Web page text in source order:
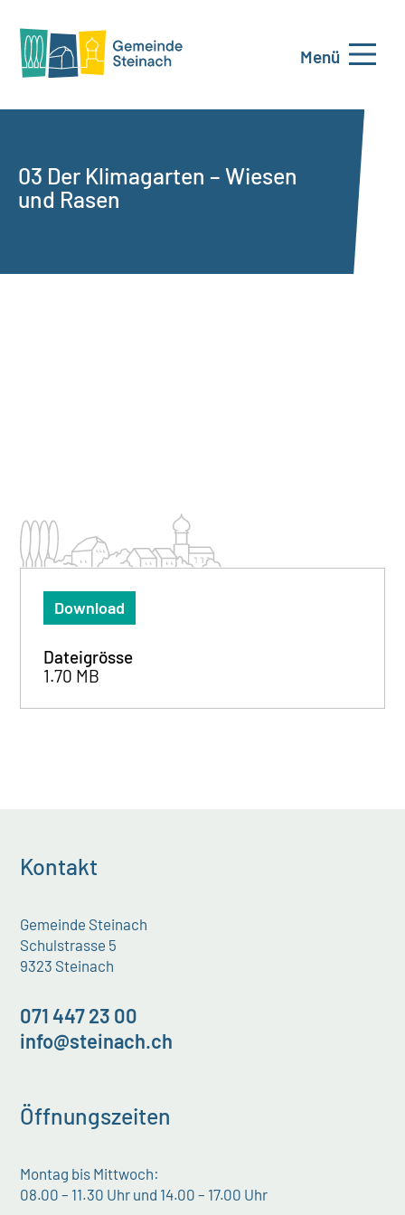
Menü
03 Der Klimagarten – Wiesen
und Rasen
Download
Dateigrösse
1.70 MB
Kontakt
Gemeinde Steinach
Schulstrasse 5
9323 Steinach
071 447 23 00
info@steinach.ch
Öffnungszeiten
Montag bis Mittwoch:
08.00 – 11.30 Uhr und 14.00 – 17.00 Uhr